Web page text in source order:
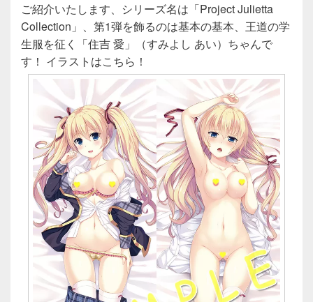
ご紹介いたします、シリーズ名は「Project Julietta
Collection」、第1弾を飾るのは基本の基本、王道の学
生服を征く「住吉 愛」（すみよし あい）ちゃんで
す！ イラストはこちら！